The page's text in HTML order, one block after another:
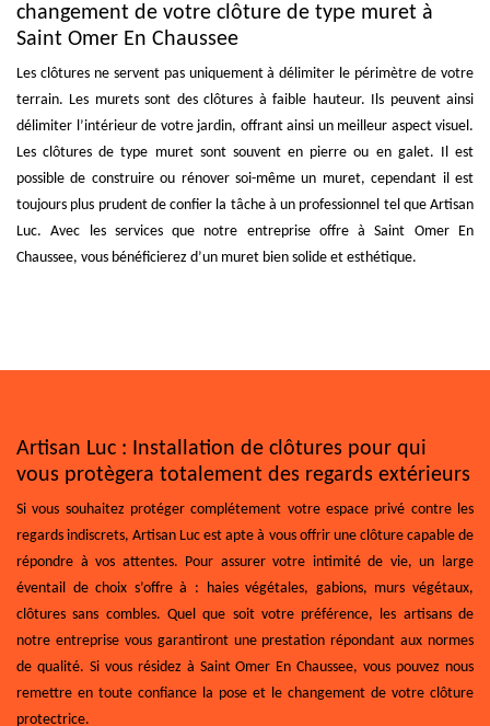
changement de votre clôture de type muret à
Saint Omer En Chaussee
Les clôtures ne servent pas uniquement à délimiter le périmètre de votre
terrain. Les murets sont des clôtures à faible hauteur. Ils peuvent ainsi
délimiter l’intérieur de votre jardin, offrant ainsi un meilleur aspect visuel.
Les clôtures de type muret sont souvent en pierre ou en galet. Il est
possible de construire ou rénover soi-même un muret, cependant il est
toujours plus prudent de confier la tâche à un professionnel tel que Artisan
Luc. Avec les services que notre entreprise offre à Saint Omer En
Chaussee, vous bénéficierez d’un muret bien solide et esthétique.
Artisan Luc : Installation de clôtures pour qui
vous protègera totalement des regards extérieurs
Si vous souhaitez protéger complétement votre espace privé contre les
regards indiscrets, Artisan Luc est apte à vous offrir une clôture capable de
répondre à vos attentes. Pour assurer votre intimité de vie, un large
éventail de choix s’offre à : haies végétales, gabions, murs végétaux,
clôtures sans combles. Quel que soit votre préférence, les artisans de
notre entreprise vous garantiront une prestation répondant aux normes
de qualité. Si vous résidez à Saint Omer En Chaussee, vous pouvez nous
remettre en toute confiance la pose et le changement de votre clôture
protectrice.